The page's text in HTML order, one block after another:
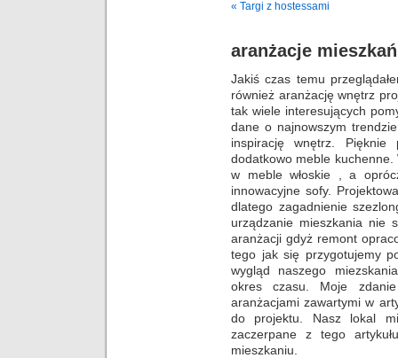
« Targi z hostessami
aranżacje
Jakiś czas temu
również aranżację wnętrz
tak wiele interesujących
dane o najnowszym
inspirację wnętrz.
dodatkowo meble kuchenne.
w meble włoskie , a
innowacyjne sofy.
dlatego zagadnienie
urządzanie mieszkania nie
aranżacji gdyż remont
tego jak się przygotujemy
wygląd naszego
okres czasu. Moje
aranżacjami zawartymi w
do projektu. Nasz lokal
zaczerpane z tego
mieszkaniu.